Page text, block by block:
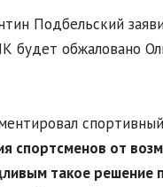
Подбельский
будет обжаловано
спортсменов от
такое